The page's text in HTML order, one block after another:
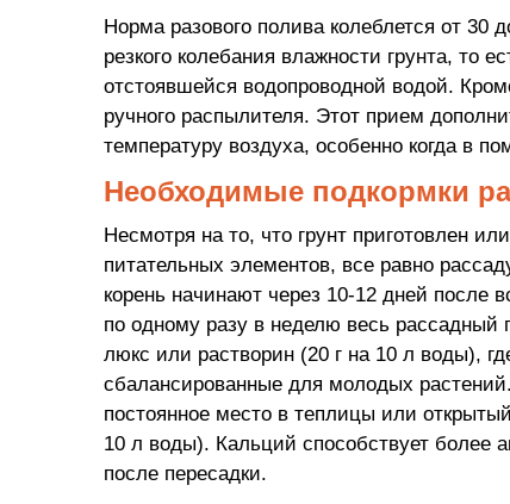
Норма разового полива колеблется от 30
резкого колебания влажности грунта, то
отстоявшейся водопроводной водой.
ручного распылителя. Этот прием
температуру воздуха, особенно когда в
Необходимые подкормки
Несмотря на то, что грунт приготовлен
питательных элементов, все равно
корень начинают через 10-12 дней после
по одному разу в неделю весь рассадный
люкс или растворин (20 г на 10 л воды),
сбалансированные для молодых
постоянное место в теплицы или
10 л воды). Кальций способствует более
после пересадки.